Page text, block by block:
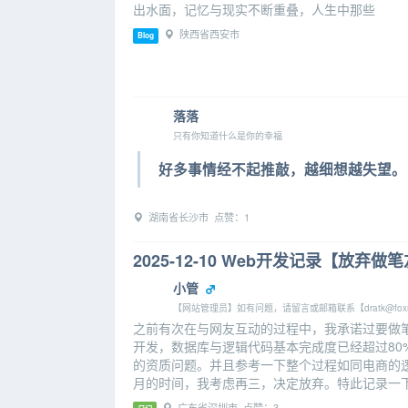
出水面，记忆与现实不断重叠，人生中那些
Blog 陕西省西安市
落落
只有你知道什么是你的幸福
好多事情经不起推敲，越细想越失望。
湖南省长沙市 点赞：1
2025-12-10 Web开发记录【放弃做
小管
【网站管理员】如有问题，请留言或邮箱联系【
之前有次在与网友互动的过程中，我承诺过要
开发，数据库与逻辑代码基本完成度已经超过
的资质问题。并且参考一下整个过程如同电商
月的时间，我考虑再三，决定放弃。特此记录一